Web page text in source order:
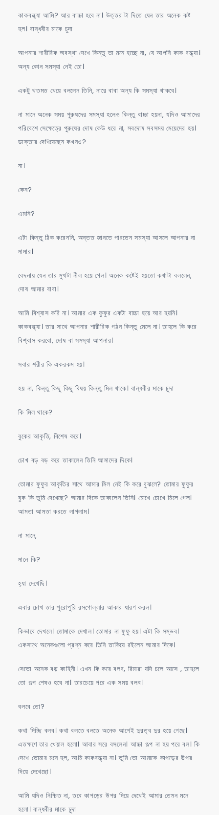
কাকবন্ধ্যা আমি? আর বাচ্চা হবে না। উত্তর টা দিতে যেন তার অনেক কষ্ট
হল। বান্ধবীর মাকে চুদা
আপনার শারীরিক অবস্থা দেখে কিন্তু তা মনে হচ্ছে না, যে আপনি কাক বন্ধ্যা।
অন্য কোন সমস্যা নেই তো।
একটু থতমত খেয়ে বললেন তিনি, নারে বাবা অন্য কি সমস্যা থাকবে।
না মানে অনেক সময় পুরুষদের সমস্যা হলেও কিন্তু বাচ্চা হয়না, যদিও আমাদের
পরিবেশে সেক্ষেত্রে পুরুষের দোষ কেউ ধরে না, সবদোষ সবসময় মেয়েদের হয়।
ডাক্তার দেখিয়েছেন কখনও?
না।
কেন?
এমনি?
এটা কিন্তু ঠিক করেননি, অন্তত জানতে পারতেন সমস্যা আসলে আপনার না
মামার।
বেদনায় যেন তার মুখটা নীল হয়ে গেল। অনেক কষ্টেই হয়তো কথাটা বললেন,
দোষ আমার বাবা।
আমি বিশ্বাস করি না। আমার এক ফুফুর একটা বাচ্চা হয়ে আর হয়নি।
কাকবন্ধ্যা। তার সাথে আপনার শারীরিক গঠন কিন্তু মেলে না। তাহলে কি করে
বিশ্বাস করবো, দোষ বা সমস্যা আপনার।
সবার শরীর কি একরকম হয়।
হয় না, কিন্তু কিছু কিছু বিষয় কিন্তু মিল থাকে। বান্ধবীর মাকে চুদা
কি মিল থাকে?
বুকের আকৃতি, বিশেষ করে।
চোখ বড় বড় করে তাকালেন তিনি আমাদের দিকে।
তোমার ফুফুর আকৃতির সাথে আমার মিল নেই কি করে বুঝলে? তোমার ফুফুর
বুক কি তুমি দেখেছে? আমার দিকে তাকালেন তিনি। চোখে চোখে মিলে গেল।
আমতা আমতা করতে লাগলাম।
না মানে,
মানে কি?
হ্যা দেখেছি।
এবার চোখ তার পুরোপুরি রসগোল্লার আকার ধারণ করল।
কিভাবে দেখলে। তোমাকে দেখাল। তোমার না ফুফু হয়। এটা কি সম্ভব।
একসাথে অনেকগুলো প্রশ্ন করে তিনি তাকিয়ে রইলেন আমার দিকে।
সেতো অনেক বড় কাহিনী। এখন কি করে বলব, রিমারা যদি চলে আসে , তাহলে
তো গল্প শেষও হবে না। তারচেয়ে পরে এক সময় বলব।
বলবে তো?
কথা দিচ্ছি বলব। কথা বলতে বলতে অনেক আগেই দুরত্ব দুর হয়ে গেছে।
এতক্ষণে তার খেয়াল হলো। আবার সরে বসলেন। আচ্চা গল্প না হয় পরে বল। কি
দেখে তোমার মনে হল, আমি কাকবন্ধ্যা না। তুমি তো আমাকে কাপড়ের উপর
দিয়ে দেখেছো।
আমি যদিও নিশ্চিত না, তবে কাপড়ের উপর দিয়ে দেখেই আমার তেমন মনে
হলো। বান্ধবীর মাকে চুদা